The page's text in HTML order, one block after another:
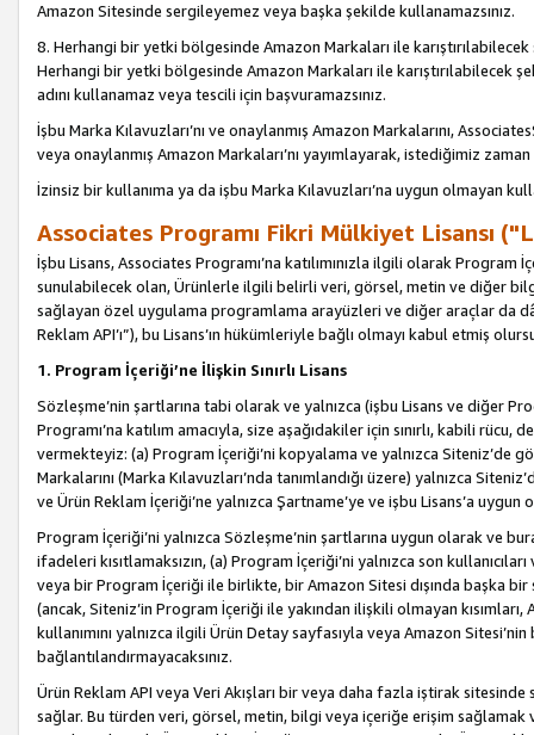
Amazon Sitesinde sergileyemez veya başka şekilde kullanamazsınız.
8. Herhangi bir yetki bölgesinde Amazon Markaları ile
Herhangi bir yetki bölgesinde Amazon Markaları ile karıştırılabilecek
adını kullanamaz veya tescili için başvuramazsınız.
İşbu Marka Kılavuzları’nı ve onaylanmış Amazon Markalarını,
veya onaylanmış Amazon Markaları’nı yayımlayarak, istediğimiz
İzinsiz bir kullanıma ya da işbu Marka Kılavuzları’na uygun olmayan
Associates Programı Fikri Mülkiyet Lisansı
İşbu Lisans, Associates Programı’na katılımınızla ilgili olarak Program
sunulabilecek olan, Ürünlerle ilgili belirli veri, görsel, metin ve diğer
sağlayan özel uygulama programlama arayüzleri ve diğer araçlar da
Reklam API’ı”), bu Lisans’ın hükümleriyle bağlı olmayı kabul etmiş
1. Program İçeriği’ne İlişkin Sınırlı Lisans
Sözleşme’nin şartlarına tabi olarak ve yalnızca (işbu Lisans ve diğer
Programı’na katılım amacıyla, size aşağıdakiler için sınırlı, kabili
vermekteyiz: (a) Program İçeriği’ni kopyalama ve yalnızca Siteniz’de
Markalarını (Marka Kılavuzları’nda tanımlandığı üzere) yalnızca
ve Ürün Reklam İçeriği’ne yalnızca Şartname’ye ve işbu Lisans’a
Program İçeriği’ni yalnızca Sözleşme’nin şartlarına uygun olarak ve
ifadeleri kısıtlamaksızın, (a) Program İçeriği’ni yalnızca son
veya bir Program İçeriği ile birlikte, bir Amazon Sitesi dışında başka
(ancak, Siteniz’in Program İçeriği ile yakından ilişkili olmayan
kullanımını yalnızca ilgili Ürün Detay sayfasıyla veya Amazon
bağlantılandırmayacaksınız.
Ürün Reklam API veya Veri Akışları bir veya daha fazla iştirak
sağlar. Bu türden veri, görsel, metin, bilgi veya içeriğe erişim sağlamak